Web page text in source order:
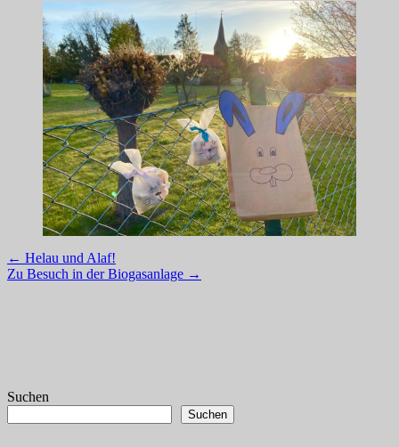
Post
navigation
← Helau und Alaf!
Zu Besuch in der Biogasanlage →
Suchen
Suchen